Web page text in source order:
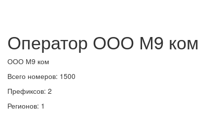
Оператор ООО М9 ком
ООО М9 ком
Всего номеров: 1500
Префиксов: 2
Регионов: 1